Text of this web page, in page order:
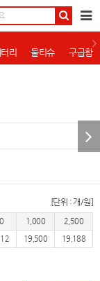
리 물티슈 구급함
[단위 : 개/원]
1,000
2,500
19,500 19,188